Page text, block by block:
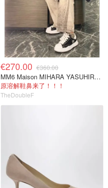
€270.00 €360.00
MM6 Maison MIHARA YASUHIRO Blakey Low 黑色帆布休闲鞋
原溶解鞋鼻来了！！！
TheDoubleF